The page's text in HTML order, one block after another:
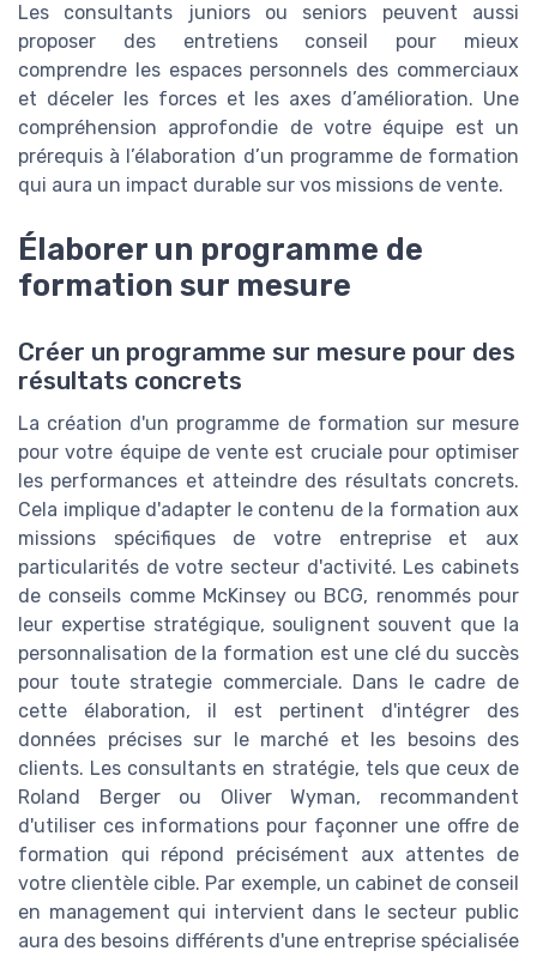
Les consultants juniors ou seniors peuvent aussi
proposer des entretiens conseil pour mieux
comprendre les espaces personnels des commerciaux
et déceler les forces et les axes d’amélioration. Une
compréhension approfondie de votre équipe est un
prérequis à l’élaboration d’un programme de formation
qui aura un impact durable sur vos missions de vente.
Élaborer un programme de
formation sur mesure
Créer un programme sur mesure pour des
résultats concrets
La création d'un programme de formation sur mesure
pour votre équipe de vente est cruciale pour optimiser
les performances et atteindre des résultats concrets.
Cela implique d'adapter le contenu de la formation aux
missions spécifiques de votre entreprise et aux
particularités de votre secteur d'activité. Les cabinets
de conseils comme McKinsey ou BCG, renommés pour
leur expertise stratégique, soulignent souvent que la
personnalisation de la formation est une clé du succès
pour toute strategie commerciale. Dans le cadre de
cette élaboration, il est pertinent d'intégrer des
données précises sur le marché et les besoins des
clients. Les consultants en stratégie, tels que ceux de
Roland Berger ou Oliver Wyman, recommandent
d'utiliser ces informations pour façonner une offre de
formation qui répond précisément aux attentes de
votre clientèle cible. Par exemple, un cabinet de conseil
en management qui intervient dans le secteur public
aura des besoins différents d'une entreprise spécialisée